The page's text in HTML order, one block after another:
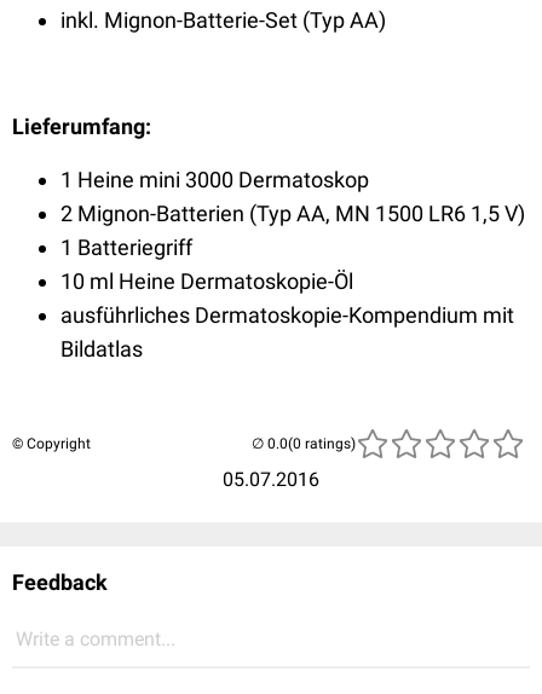
inkl. Mignon-Batterie-Set (Typ AA)
Lieferumfang:
1 Heine mini 3000 Dermatoskop
2 Mignon-Batterien (Typ AA, MN 1500 LR6 1,5 V)
1 Batteriegriff
10 ml Heine Dermatoskopie-Öl
ausführliches Dermatoskopie-Kompendium mit
Bildatlas
© Copyright
05.07.2016
(0 ratings)
Feedback
Write a comment...